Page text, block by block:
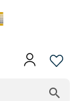
search